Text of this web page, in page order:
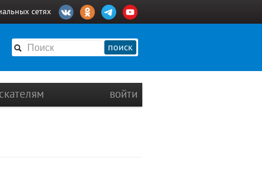
сетях
поиск
войти